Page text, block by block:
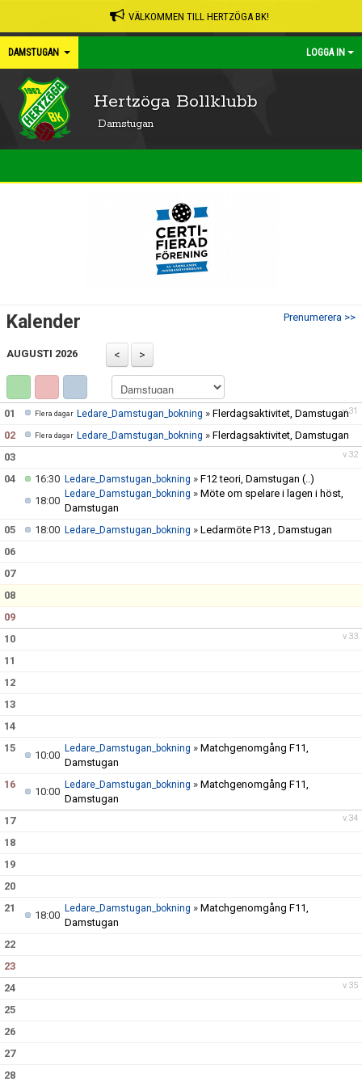
VÄLKOMMEN TILL HERTZÖGA BK!
DAMSTUGAN LOGGA IN
Hertzöga Bollklubb
Damstugan
Prenumerera >>
Kalender
AUGUSTI 2026
v.31
01 Flera dagar Ledare_Damstugan_bokning » Flerdagsaktivitet, Damstugan
02
Flera dagar Ledare_Damstugan_bokning » Flerdagsaktivitet, Damstugan
v.32
03
04
16:30 Ledare_Damstugan_bokning » F12 teori, Damstugan (..)
18:00
Ledare_Damstugan_bokning » Möte om spelare i lagen i höst,
Damstugan
05
18:00 Ledare_Damstugan_bokning » Ledarmöte P13 , Damstugan
06
07
08
09
v.33
10
11
12
13
14
15
10:00
Ledare_Damstugan_bokning » Matchgenomgång F11,
Damstugan
16
10:00
Ledare_Damstugan_bokning » Matchgenomgång F11,
Damstugan
v.34
17
18
19
20
21
18:00
Ledare_Damstugan_bokning » Matchgenomgång F11,
Damstugan
22
23
v.35
24
25
26
27
28